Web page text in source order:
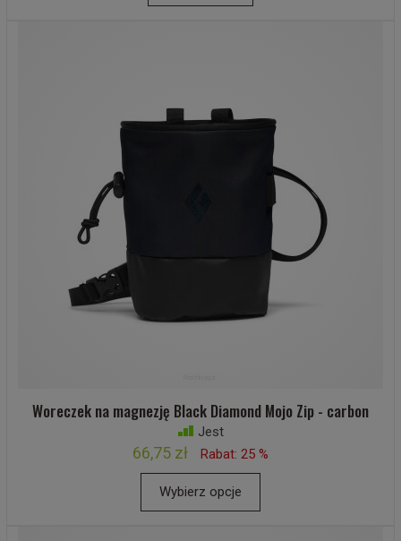
Woreczek na magnezję Black Diamond Mojo Zip - carbon
Jest
66,75 zł Rabat: 25 %
Wybierz opcje